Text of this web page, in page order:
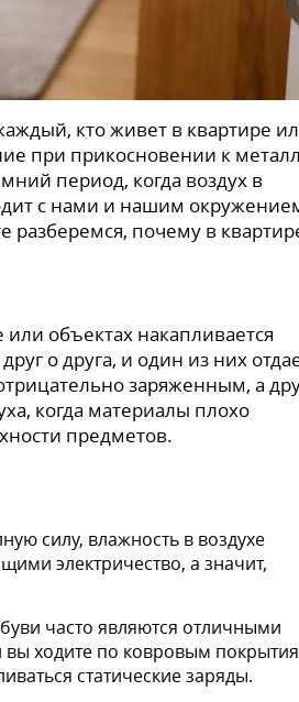
кто живет в квартире
при прикосновении к
период, когда воздух в
с нами и нашим
разберемся, почему в
объектах накапливается
о друга, и один из них
заряженным, а
когда материалы плохо
предметов.
силу, влажность в воздухе
электричество, а значит,
часто являются отличными
вы ходите по ковровым
статические заряды.